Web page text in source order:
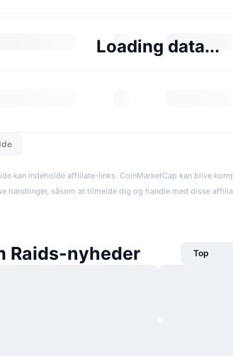
Loading data...
kan indeholde affiliate-links. CoinMarketCap kan blive
handlinger, såsom at tilmelde dig og handle med disse
Raids-nyheder Top